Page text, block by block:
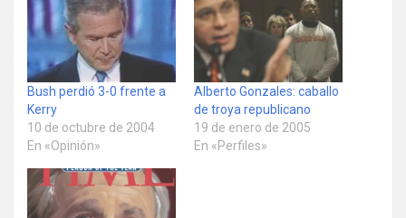
Bush perdió 3-0 frente a
Kerry
10 de octubre de 2004
En «Opinión»
Alberto Gonzales: caballo
de troya republicano
19 de enero de 2005
En «Perfiles»